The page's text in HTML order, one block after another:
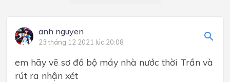
anh nguyen
23 tháng 12 2021 lúc 20:08
em hãy vẽ sơ đồ bộ máy nhà nước thời Trần và
rút ra nhận xét